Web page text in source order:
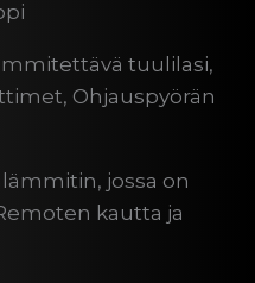
tuulilasi,
Ohjauspyörän
jossa on
kautta ja